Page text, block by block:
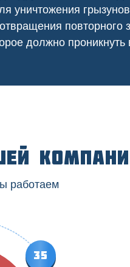
уничтожения
должно
работаем
35